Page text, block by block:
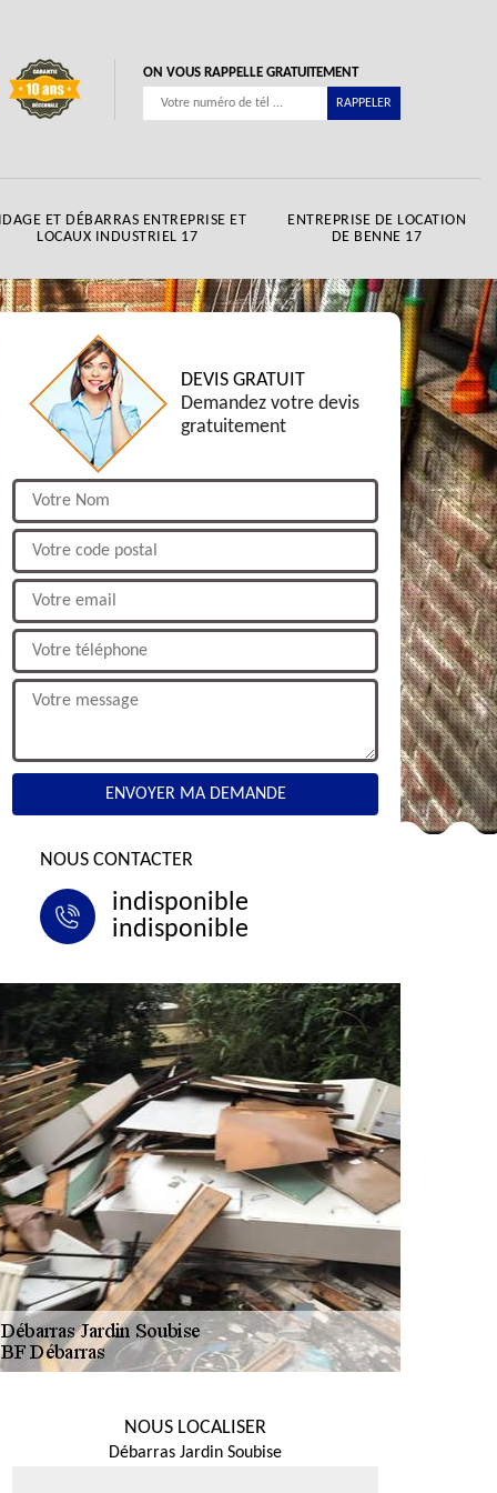
ON VOUS RAPPELLE GRATUITEMENT
ET DÉBARRAS ENTREPRISE ET
LOCAUX INDUSTRIEL 17
ENTREPRISE DE LOCATION
DE BENNE 17
DEVIS GRATUIT
Demandez votre devis
gratuitement
NOUS CONTACTER
indisponible
indisponible
NOUS LOCALISER
Débarras Jardin Soubise